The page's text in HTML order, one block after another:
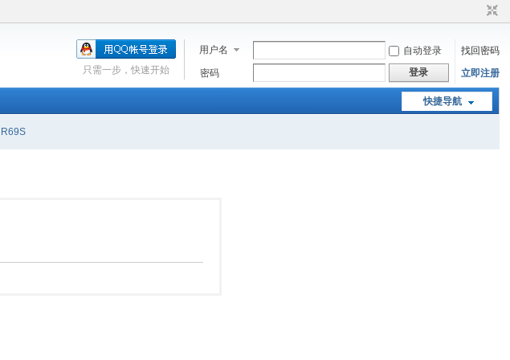
用户名 自动登录
找回密码
密码
登录 立即注册
只需一步，快速开始
快捷导航
R69S